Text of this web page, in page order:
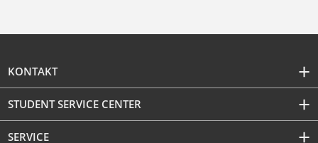
KONTAKT
STUDENT SERVICE CENTER
SERVICE